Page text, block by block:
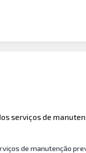
serviços de
de manutenção